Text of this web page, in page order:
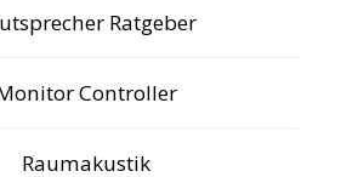
Ratgeber
Controller
Raumakustik